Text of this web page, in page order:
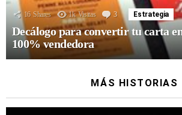
16 Shares 1k Visitas 3 Comentarios
Estrategia
Decálogo para convertir tu carta
100% vendedora
MÁS HISTORIAS